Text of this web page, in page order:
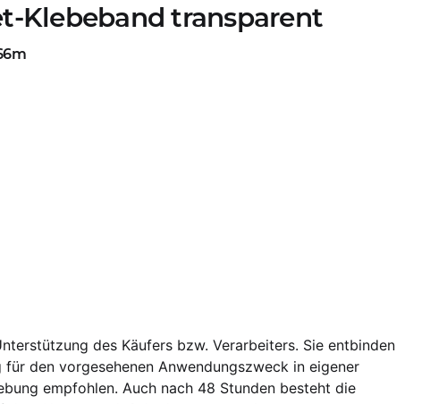
Klebeband transparent
des Käufers bzw. Verarbeiters. Sie entbinden
den vorgesehenen Anwendungszweck in eigener
empfohlen. Auch nach 48 Stunden besteht die